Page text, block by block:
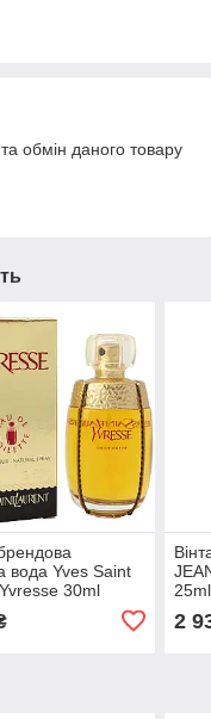
обмін даного товару
вода Yves Saint
30ml
аромат
2